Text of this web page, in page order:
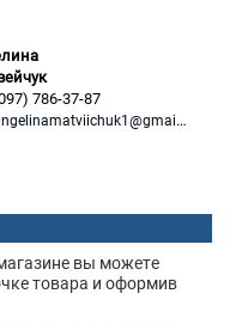
786-37-87
вы можете
товара и оформив